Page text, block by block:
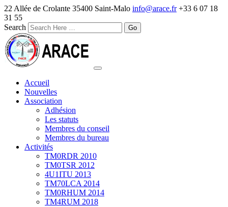
22 Allée de Crolante 35400 Saint-Malo info@arace.fr +33 6 07 18
31 55
Search
Accueil
Nouvelles
Association
Adhésion
Les statuts
Membres du conseil
Membres du bureau
Activités
TM0RDR 2010
TM0TSR 2012
4U1ITU 2013
TM70LCA 2014
TM0RHUM 2014
TM4RUM 2018